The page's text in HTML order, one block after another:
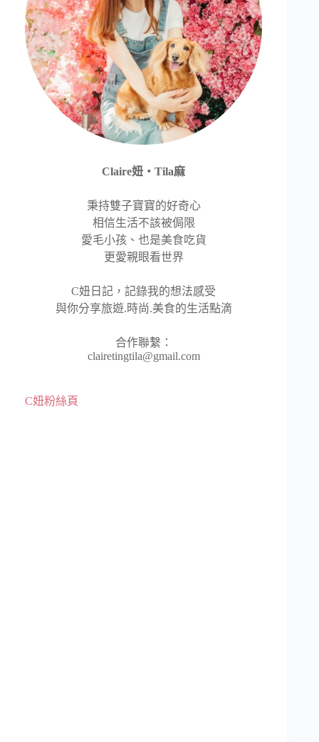
Claire妞‧Tila麻
秉持雙子寶寶的好奇心
相信生活不該被侷限
愛毛小孩、也是美食吃貨
更愛親眼看世界
C妞日記，記錄我的想法感受
與你分享旅遊.時尚.美食的生活點滴
合作聯繫：
clairetingtila@gmail.com
C妞粉絲頁